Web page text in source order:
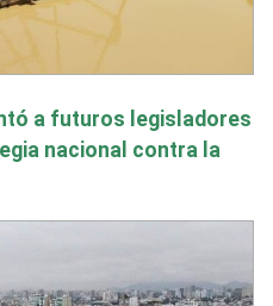
a futuros legisladores
nacional contra la